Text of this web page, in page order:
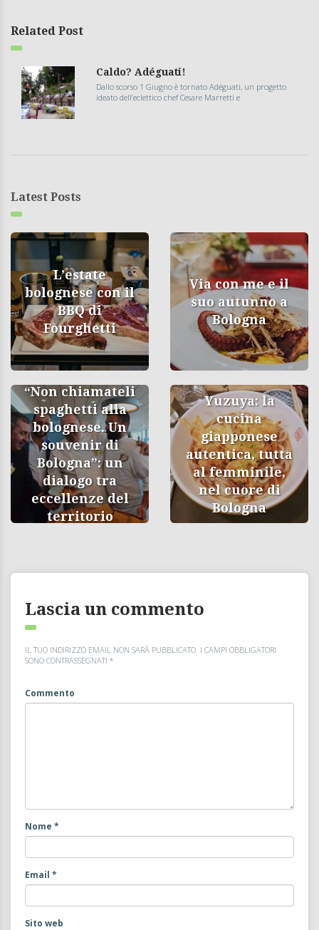
Related Post
Caldo? Adéguati!
Dallo scorso 1 Giugno è tornato Adéguati, un progetto
ideato dell’eclettico chef Cesare Marretti e
Latest Posts
L’estate
bolognese con il
BBQ di
Fourghetti
Via con me e il
suo autunno a
Bologna
“Non chiamateli
spaghetti alla
bolognese. Un
souvenir di
Bologna”: un
dialogo tra
eccellenze del
territorio
Yuzuya: la
cucina
giapponese
autentica, tutta
al femminile,
nel cuore di
Bologna
Lascia un commento
IL TUO INDIRIZZO EMAIL NON SARÀ PUBBLICATO. I CAMPI OBBLIGATORI
SONO CONTRASSEGNATI *
Commento
Nome *
Email *
Sito web